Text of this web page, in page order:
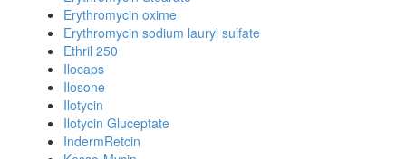
Erythromycin oxime
Erythromycin sodium lauryl sulfate
Ethril 250
Ilocaps
Ilosone
Ilotycin
Ilotycin Gluceptate
IndermRetcin